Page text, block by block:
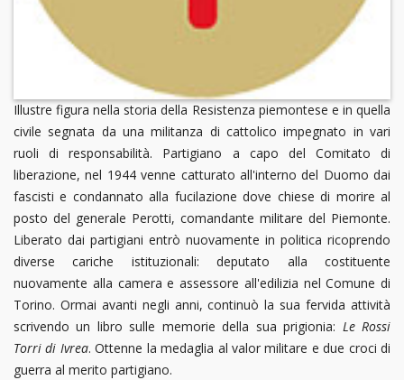
Illustre figura nella storia della Resistenza piemontese e in quella
civile segnata da una militanza di cattolico impegnato in vari
ruoli di responsabilità. Partigiano a capo del Comitato di
liberazione, nel 1944 venne catturato all'interno del Duomo dai
fascisti e condannato alla fucilazione dove chiese di morire al
posto del generale Perotti, comandante militare del Piemonte.
Liberato dai partigiani entrò nuovamente in politica ricoprendo
diverse cariche istituzionali: deputato alla costituente
nuovamente alla camera e assessore all'edilizia nel Comune di
Torino. Ormai avanti negli anni, continuò la sua fervida attività
scrivendo un libro sulle memorie della sua prigionia: Le Rossi
Torri di Ivrea. Ottenne la medaglia al valor militare e due croci di
guerra al merito partigiano.